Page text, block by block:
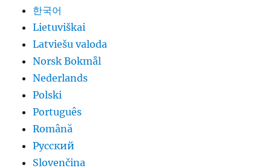
한국어
Lietuviškai
Latviešu valoda
Norsk Bokmål
Nederlands
Polski
Português
Română
Русский
Slovenčina